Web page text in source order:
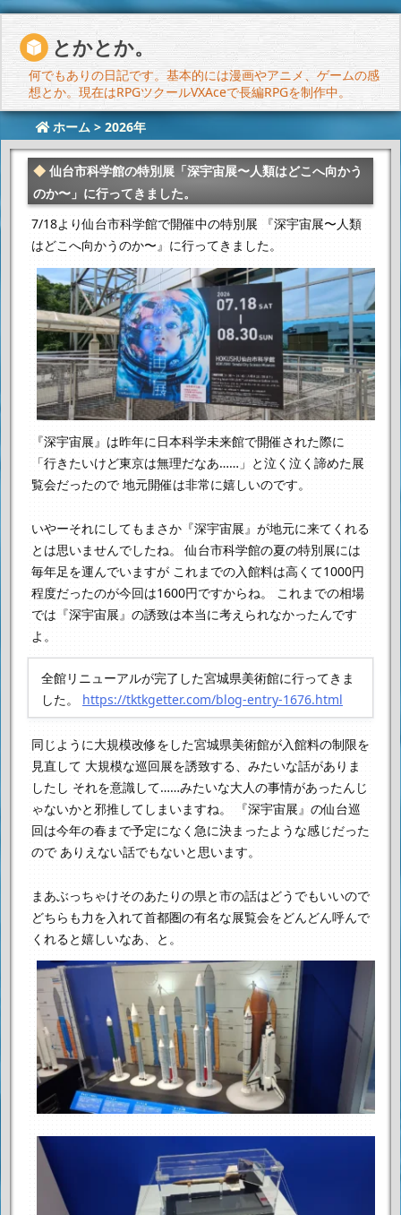
とかとか。
何でもありの日記です。基本的には漫画やアニメ、ゲームの感
想とか。現在はRPGツクールVXAceで長編RPGを制作中。
ホーム > 2026年
仙台市科学館の特別展「深宇宙展〜人類はどこへ向かう
のか〜」に行ってきました。
7/18より仙台市科学館で開催中の特別展 『深宇宙展〜人類
はどこへ向かうのか〜』に行ってきました。
『深宇宙展』は昨年に日本科学未来館で開催された際に
「行きたいけど東京は無理だなあ……」と泣く泣く諦めた展
覧会だったので地元開催は非常に嬉しいのです。
いやーそれにしてもまさか『深宇宙展』が地元に来てくれる
とは思いませんでしたね。
仙台市科学館の夏の特別展には
毎年足を運んでいますが これまでの入館料は高くて1000円
程度だったのが今回は1600円ですからね。
これまでの相場
では『深宇宙展』の誘致は本当に考えられなかったんです
よ。
全館リニューアルが完了した宮城県美術館に行ってきま
した。
https://tktkgetter.com/blog-entry-1676.html
同じように大規模改修をした宮城県美術館が入館料の制限を
見直して 大規模な巡回展を誘致する、みたいな話がありま
したし それを意識して……みたいな大人の事情があったんじ
ゃないかと邪推してしまいますね。
『深宇宙展』の仙台巡
回は今年の春まで予定になく急に決まったような感じだった
のでありえない話でもないと思います。
まあぶっちゃけそのあたりの県と市の話はどうでもいいので
どちらも力を入れて首都圏の有名な展覧会をどんどん呼んで
くれると嬉しいなあ、と。